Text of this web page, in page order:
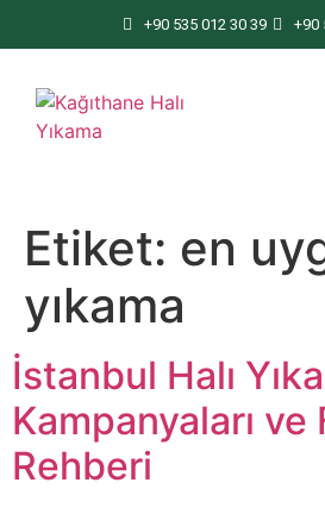
+90 535 012 30 39 +90
Etiket: en
yıkama
İstanbul Halı
Kampanyaları ve
Rehberi